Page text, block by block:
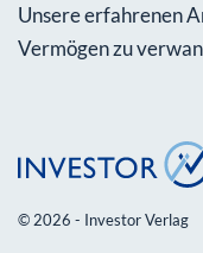
Unsere erfahrenen
Vermögen zu
© 2026 - Investor Verlag